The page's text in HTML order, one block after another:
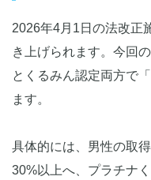
2026年4月1日の法改正
き上げられます。今回
とくるみん認定両方で
ます。
具体的には、男性の取
30%以上へ、プラチナ